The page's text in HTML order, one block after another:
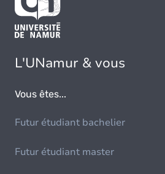
L'UNamur & vous
Vous êtes...
Futur étudiant bachelier
Futur étudiant master